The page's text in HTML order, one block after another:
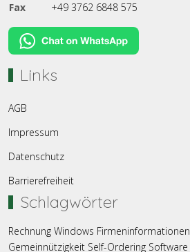
Fax
+49 3762 6848 575
Links
AGB
Impressum
Datenschutz
Barrierefreiheit
Schlagwörter
Rechnung Windows Firmeninformationen
Gemeinnützigkeit Self-Ordering Software